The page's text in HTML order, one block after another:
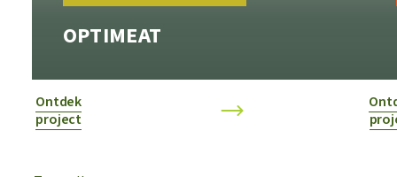
OPTIMEAT
Ontdek
project